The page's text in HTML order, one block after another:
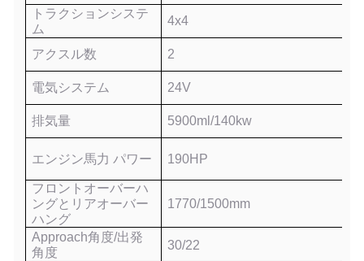
トラクションシステ
ム
4x4
アクスル数 2
電気システム 24V
排気量 5900ml/140kw
エンジン馬力 パワー 190HP
フロントオーバーハ
ングとリアオーバー
ハング
1 770/1 500mm
Approach角度/出発
角度
30/22